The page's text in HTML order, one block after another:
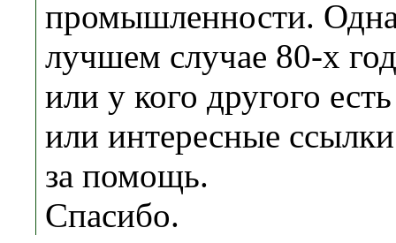
промышленности.
лучшем случае 80-х
или у кого другого
или интересные
за помощь.
Спасибо.